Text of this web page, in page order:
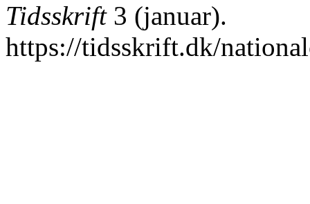
Tidsskrift3 (januar).
https://tidsskrift.dk/